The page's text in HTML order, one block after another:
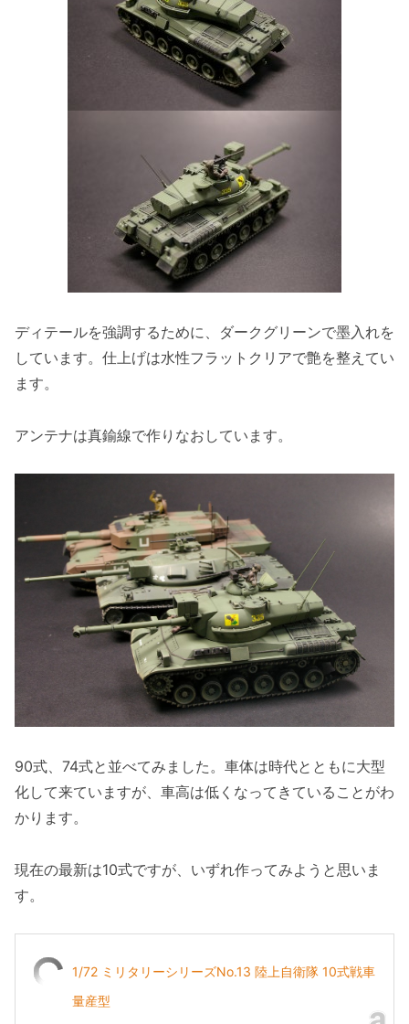
ディテールを強調するために、ダークグリーンで墨入れを
しています。仕上げは水性フラットクリアで艶を整えてい
ます。
アンテナは真鍮線で作りなおしています。
90式、74式と並べてみました。車体は時代とともに大型
化して来ていますが、車高は低くなってきていることがわ
かります。
現在の最新は10式ですが、いずれ作ってみようと思いま
す。
1/72 ミリタリーシリーズNo.13 陸上自衛隊 10式戦車
量産型